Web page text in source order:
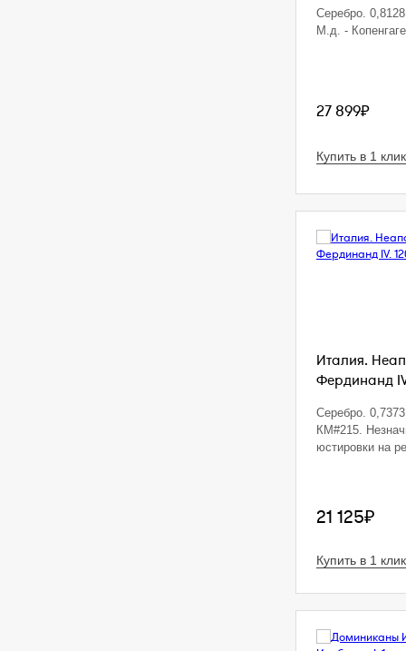
Серебро.
М.д. -
27 899₽
Купить в 1 клик
Италия.
Фердинанд
Серебро.
КМ#215.
юстировки на
21 125₽
Купить в 1 клик